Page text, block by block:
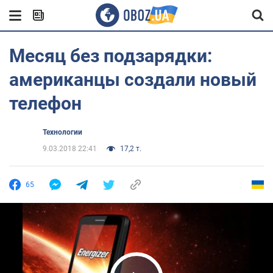
Месяц без подзарядки:
американцы создали новый
телефон
Технологии
9.03.2018 22:41
17,2 т.
65